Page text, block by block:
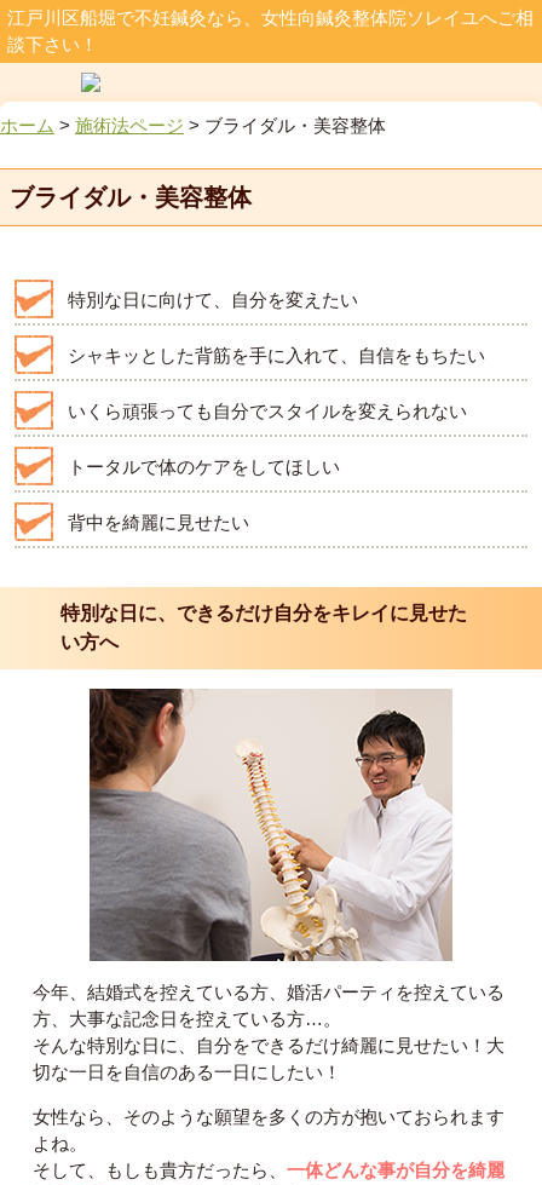
江戸川区船堀で不妊鍼灸なら、女性向鍼灸整体院ソレイユへご相
談下さい！
ホーム > 施術法ページ > ブライダル・美容整体
ブライダル・美容整体
特別な日に向けて、自分を変えたい
シャキッとした背筋を手に入れて、自信をもちたい
いくら頑張っても自分でスタイルを変えられない
トータルで体のケアをしてほしい
背中を綺麗に見せたい
特別な日に、できるだけ自分をキレイに見せた
い方へ
今年、結婚式を控えている方、婚活パーティを控えている
方、大事な記念日を控えている方…。
そんな特別な日に、自分をできるだけ綺麗に見せたい！大
切な一日を自信のある一日にしたい！
女性なら、そのような願望を多くの方が抱いておられます
よね。
そして、もしも貴方だったら、 一体どんな事が自分を綺麗